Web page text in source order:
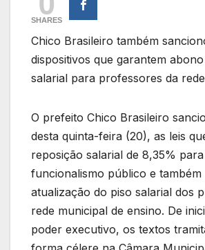
SHARES
Chico Brasileiro também
dispositivos que garantem
salarial para professores da
O prefeito Chico Brasileiro
desta quinta-feira (20), as leis
reposição salarial de 8,35%
funcionalismo público e
atualização do piso salarial dos
rede municipal de ensino. De
poder executivo, os textos